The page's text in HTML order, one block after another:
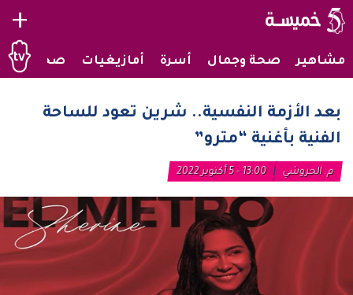
+
مشاهير صحة وجمال أسرة أمازيغيات صحراويات
بعد الأزمة النفسية.. شرين تعود للساحة
الفنية بأغنية “مترو”
م. الحروشي 13:00 - 5 أكتوبر 2022